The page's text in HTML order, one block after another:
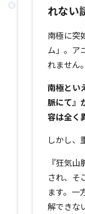
れない
南極に突
ム」。ア
れません。
南極とい
脈にて』
容は全く
しかし、
『狂気
され、そ
ます。一
解できな